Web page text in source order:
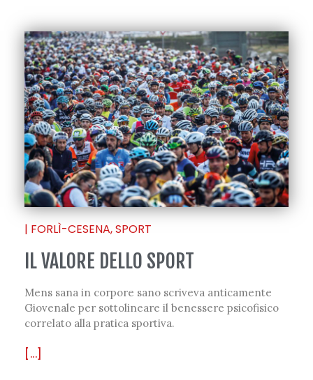
| FORLÌ-CESENA,SPORT
IL VALORE DELLO SPORT
Mens sana in corpore sano scriveva anticamente
Giovenale per sottolineare il benessere psicofisico
correlato alla pratica sportiva.
[...]